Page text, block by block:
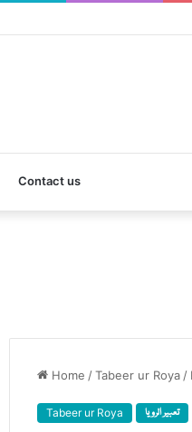
Contact us
Home /Tabeer ur Roya /
Tabeer ur Roya تعبیر الرویا